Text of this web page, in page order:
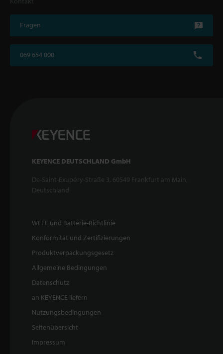
Fragen
069 654 000
KEYENCE DEUTSCHLAND GmbH
De-Saint-Exupéry-Straße 3, 60549 Frankfurt am Main,
Deutschland
WEEE und Batterie-Richtlinie
Konformität und Zertifizierungen
Produktverpackungsgesetz
Allgemeine Bedingungen
Datenschutz
an KEYENCE liefern
Nutzungsbedingungen
Seitenübersicht
Impressum